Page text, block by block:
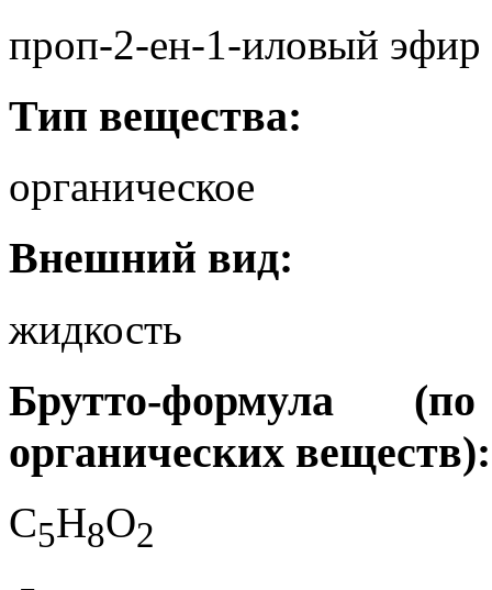
проп-2-ен-1-иловый эфир
Тип вещества:
органическое
Внешний вид:
жидкость
Брутто-формула
органических веществ):
C5H8O2